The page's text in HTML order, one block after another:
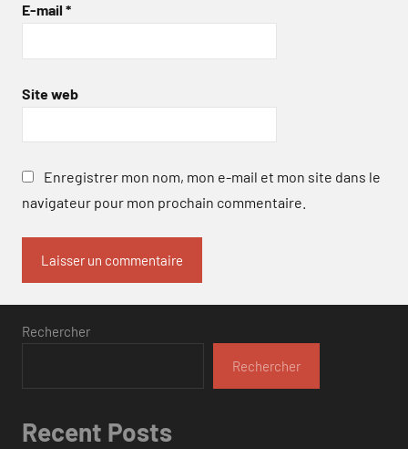
E-mail *
Site web
Enregistrer mon nom, mon e-mail et mon site dans le
navigateur pour mon prochain commentaire.
Rechercher
Rechercher
Recent Posts